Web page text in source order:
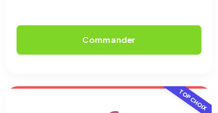
Commander
TOP CHOIX